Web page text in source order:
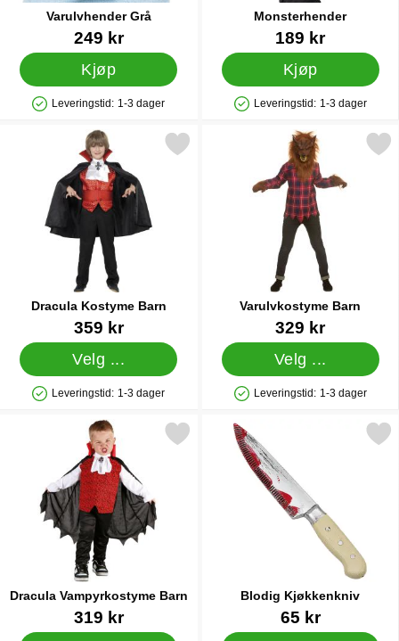
Varulvhender Grå
Varenummer 13398
249 kr
Kjøp
Produkttilgjengelighet: På lager
Leveringstid: 1-3 dager
Monsterhender
Varenummer 13405
189 kr
Kjøp
Produkttilgjengelighet: På lager
Leveringstid: 1-3 dager
Dracula Kostyme Barn
Varenummer 13425
359 kr
Velg ...
Produkttilgjengelighet: På lager
Leveringstid: 1-3 dager
Merk dracula Kostyme Barn som favoritt
Varulvkostyme Barn
Varenummer 13589
329 kr
Velg ...
Produkttilgjengelighet: På lager
Leveringstid: 1-3 dager
Merk varulvkostyme
Dracula Vampyrkostyme Barn
Varenummer 15934
319 kr
Merk dracula Vampyrkostyme Barn som favoritt
Blodig Kjøkkenkniv
Varenummer 16065
65 kr
Merk blodig